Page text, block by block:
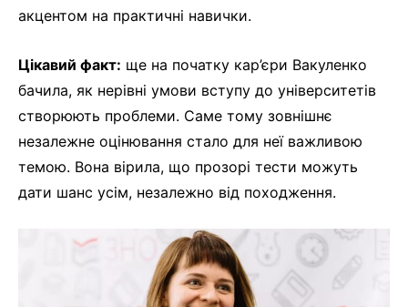
акцентом на практичні навички.
Цікавий факт: ще на початку кар’єри Вакуленко
бачила, як нерівні умови вступу до університетів
створюють проблеми. Саме тому зовнішнє
незалежне оцінювання стало для неї важливою
темою. Вона вірила, що прозорі тести можуть
дати шанс усім, незалежно від походження.